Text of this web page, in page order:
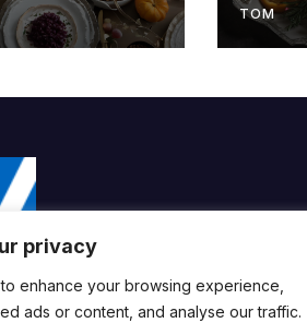
privacy
enhance your browsing experience,
ads or content, and analyse our traffic.
TOM